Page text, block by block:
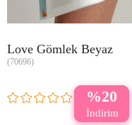
Love Gömlek Beyaz
(70696)
20